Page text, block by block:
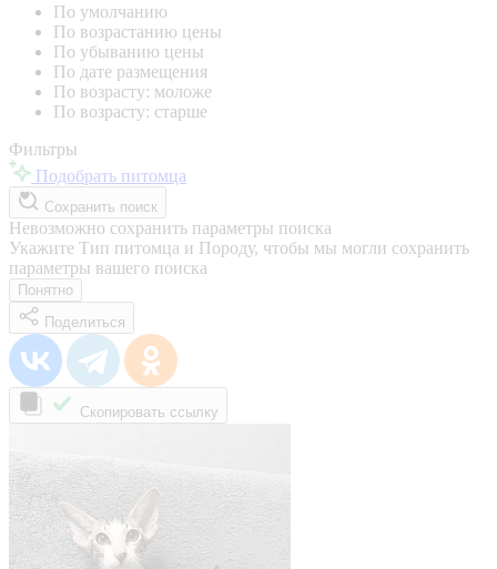
По умолчанию
По возрастанию цены
По убыванию цены
По дате размещения
По возрасту: моложе
По возрасту: старше
Фильтры
Подобрать питомца
Сохранить поиск
Невозможно сохранить параметры поиска
Укажите Тип питомца и Породу, чтобы мы могли сохранить
параметры вашего поиска
Понятно
Поделиться
Скопировать ссылку